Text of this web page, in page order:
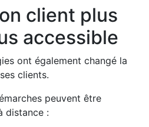
client plus
accessible
ont également changé la
clients.
peuvent être
distance :